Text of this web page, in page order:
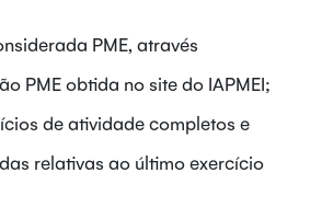
PME, através
PME obtida no site do IAPMEI;
de atividade completos e
relativas ao último exercício